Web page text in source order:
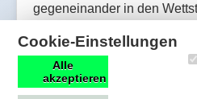
gegeneinander in den
Rohstoffhändler oder als
kriegerischen Allianz, die
unbegrenzter Größe schlägt.
Cookie-Einstellungen
Alle
akzeptieren